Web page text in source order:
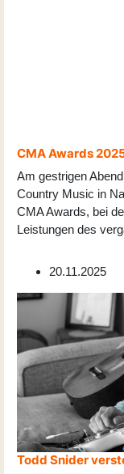
CMA Awards
Am gestrigen
Country Music in
CMA Awards, bei
Leistungen des
20.11.2025
Todd Snider